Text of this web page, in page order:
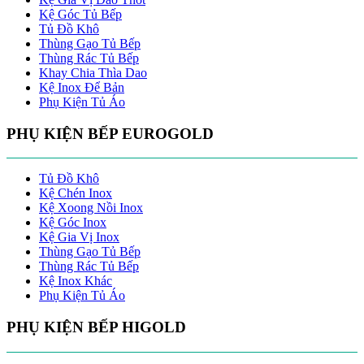
Kệ Góc Tủ Bếp
Tủ Đồ Khô
Thùng Gạo Tủ Bếp
Thùng Rác Tủ Bếp
Khay Chia Thìa Dao
Kệ Inox Để Bản
Phụ Kiện Tủ Áo
PHỤ KIỆN BẾP EUROGOLD
Tủ Đồ Khô
Kệ Chén Inox
Kệ Xoong Nồi Inox
Kệ Góc Inox
Kệ Gia Vị Inox
Thùng Gạo Tủ Bếp
Thùng Rác Tủ Bếp
Kệ Inox Khác
Phụ Kiện Tủ Áo
PHỤ KIỆN BẾP HIGOLD